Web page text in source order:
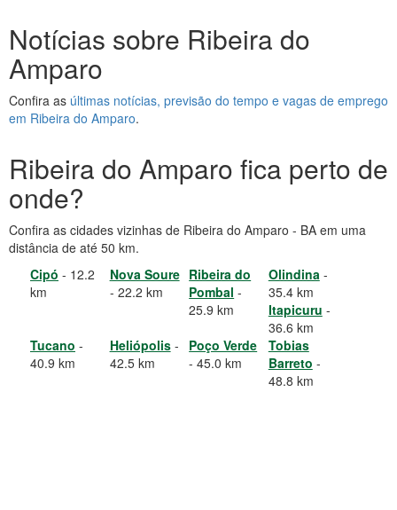
Notícias sobre Ribeira do
Amparo
Confira as últimas notícias, previsão do tempo e vagas de emprego
em Ribeira do Amparo.
Ribeira do Amparo fica perto de
onde?
Confira as cidades vizinhas de Ribeira do Amparo - BA em uma
distância de até 50 km.
Cipó - 12.2
km
Nova Soure
- 22.2 km
Ribeira do
Pombal -
25.9 km
Olindina-
35.4 km
Itapicuru -
36.6 km
Tucano -
40.9 km
Heliópolis-
42.5 km
Poço Verde
- 45.0 km
Tobias
Barreto -
48.8 km